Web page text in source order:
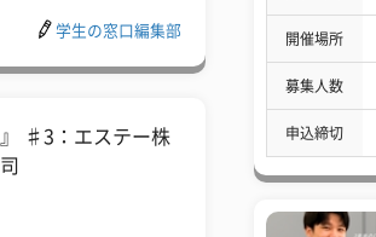
学生の窓口編集部
』 ♯3：エステー株
開催場所
募集人数
申込締切